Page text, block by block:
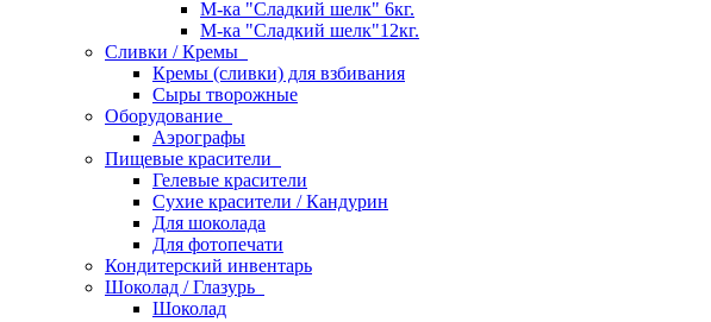
М-ка "Сладкий шелк" 6кг.
М-ка "Сладкий шелк"12кг.
Сливки / Кремы
Кремы (сливки) для взбивания
Сыры творожные
Оборудование
Аэрографы
Пищевые красители
Гелевые красители
Сухие красители / Кандурин
Для шоколада
Для фотопечати
Кондитерский инвентарь
Шоколад / Глазурь
Шоколад